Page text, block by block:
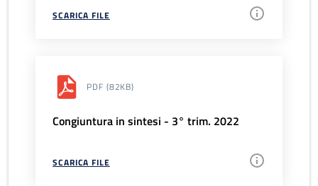
SCARICA FILE
PDF (82KB)
Congiuntura in sintesi - 3° trim. 2022
SCARICA FILE